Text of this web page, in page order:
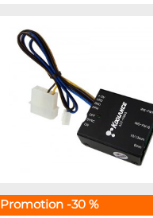
Promotion -30 %